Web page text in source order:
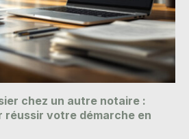
chez un autre notaire :
réussir votre démarche en